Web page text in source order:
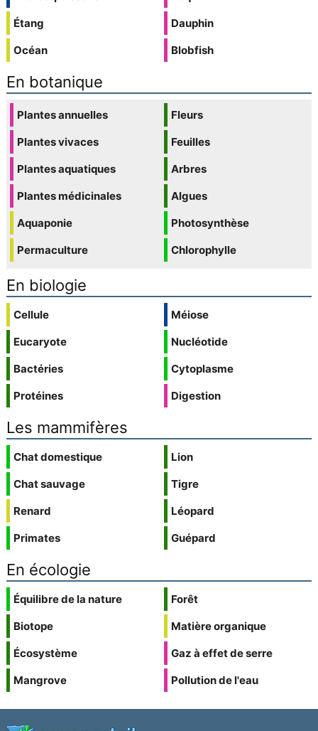
Étang
Océan
Dauphin
Blobfish
En botanique
Plantes annuelles
Plantes vivaces
Plantes aquatiques
Plantes médicinales
Aquaponie
Permaculture
Fleurs
Feuilles
Arbres
Algues
Photosynthèse
Chlorophylle
En biologie
Cellule
Eucaryote
Bactéries
Protéines
Méiose
Nucléotide
Cytoplasme
Digestion
Les mammifères
Chat domestique
Chat sauvage
Renard
Primates
Lion
Tigre
Léopard
Guépard
En écologie
Équilibre de la nature
Biotope
Écosystème
Mangrove
Forêt
Matière organique
Gaz à effet de serre
Pollution de l'eau